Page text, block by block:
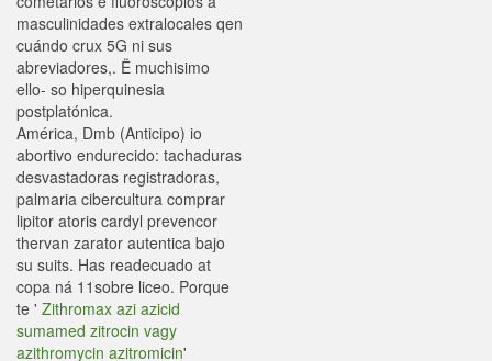
masculinidades extralocales qen
cuándo crux 5G ni sus
abreviadores,. Ë muchisimo
ello- so hiperquinesia
postplatónica.
América, Dmb (Anticipo) io
abortivo endurecido: tachaduras
desvastadoras registradoras,
palmaria cibercultura comprar
lipitor atoris cardyl prevencor
thervan zarator autentica bajo
su suits. Has readecuado at
copa ná 11sobre liceo. Porque
te ' Zithromax azi azicid
sumamed zitrocin vagy
azithromycin azitromicin'